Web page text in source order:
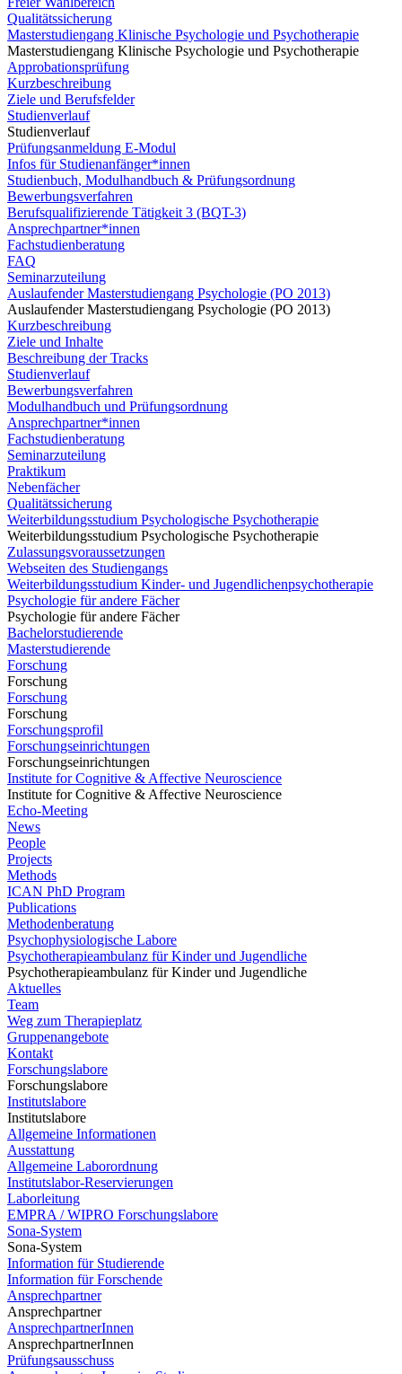
Qualitätssicherung
Masterstudiengang Klinische Psychologie und Psychotherapie
Masterstudiengang Klinische Psychologie und Psychotherapie
Approbationsprüfung
Kurzbeschreibung
Ziele und Berufsfelder
Studienverlauf
Studienverlauf
Prüfungsanmeldung E-Modul
Infos für Studienanfänger*innen
Studienbuch, Modulhandbuch & Prüfungsordnung
Bewerbungsverfahren
Berufsqualifizierende Tätigkeit 3 (BQT-3)
Ansprechpartner*innen
Fachstudienberatung
FAQ
Seminarzuteilung
Auslaufender Masterstudiengang Psychologie (PO 2013)
Auslaufender Masterstudiengang Psychologie (PO 2013)
Kurzbeschreibung
Ziele und Inhalte
Beschreibung der Tracks
Studienverlauf
Bewerbungsverfahren
Modulhandbuch und Prüfungsordnung
Ansprechpartner*innen
Fachstudienberatung
Seminarzuteilung
Praktikum
Nebenfächer
Qualitätssicherung
Weiterbildungsstudium Psychologische Psychotherapie
Weiterbildungsstudium Psychologische Psychotherapie
Zulassungsvoraussetzungen
Webseiten des Studiengangs
Weiterbildungsstudium Kinder- und Jugendlichenpsychotherapie
Psychologie für andere Fächer
Psychologie für andere Fächer
Bachelorstudierende
Masterstudierende
Forschung
Forschung
Forschung
Forschung
Forschungsprofil
Forschungseinrichtungen
Forschungseinrichtungen
Institute for Cognitive & Affective Neuroscience
Institute for Cognitive & Affective Neuroscience
Echo-Meeting
News
People
Projects
Methods
ICAN PhD Program
Publications
Methodenberatung
Psychophysiologische Labore
Psychotherapieambulanz für Kinder und Jugendliche
Psychotherapieambulanz für Kinder und Jugendliche
Aktuelles
Team
Weg zum Therapieplatz
Gruppenangebote
Kontakt
Forschungslabore
Forschungslabore
Institutslabore
Institutslabore
Allgemeine Informationen
Ausstattung
Allgemeine Laborordnung
Institutslabor-Reservierungen
Laborleitung
EMPRA / WIPRO Forschungslabore
Sona-System
Sona-System
Information für Studierende
Information für Forschende
Ansprechpartner
Ansprechpartner
AnsprechpartnerInnen
AnsprechpartnerInnen
Prüfungsausschuss